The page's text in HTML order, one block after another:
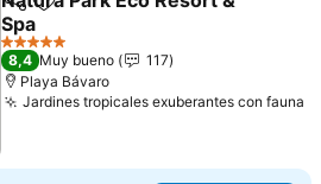
CompartirAgregar a favoritos
Spa
5 Estrellas
8,4 Muy bueno
117
Playa Bávaro
Jardines tropicales exuberantes con fauna